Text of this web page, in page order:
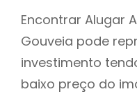
Encontrar Alugar
Gouveia pode
investimento
baixo preço do